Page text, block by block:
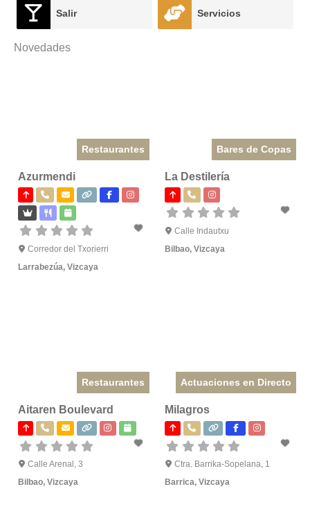
Salir Servicios
Novedades
Restaurantes
Azurmendi
Corredor del Txorierri
Larrabezúa, Vizcaya
Bares de Copas
La Destilería
Calle Indautxu
Bilbao,Vizcaya
Restaurantes
Aitaren Boulevard
Calle Arenal, 3
Bilbao, Vizcaya
Actuaciones en Directo
Milagros
Ctra. Barrika-Sopelana, 1
Barrica,Vizcaya